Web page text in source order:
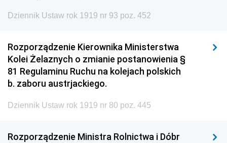
Dziennik Ustaw rok 1919 nr 93 poz. 452
Rozporządzenie Kierownika Ministerstwa
Kolei Żelaznych o zmianie postanowienia §
81 Regulaminu Ruchu na kolejach polskich
b. zaboru austrjackiego.
Dziennik Ustaw rok 1919 nr 80 poz. 445
Rozporządzenie Ministra Rolnictwa i Dóbr